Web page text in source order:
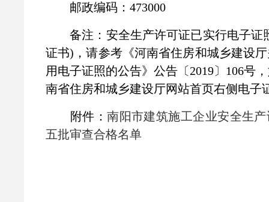
邮政编码：473000
备注：安全生产许可证已实行电子证
证书)，请参考《河南省住房和城乡建设
用电子证照的公告》公告〔2019〕106号
南省住房和城乡建设厅网站首页右侧电子
附件：南阳市建筑施工企业安全生产
五批审查合格名单